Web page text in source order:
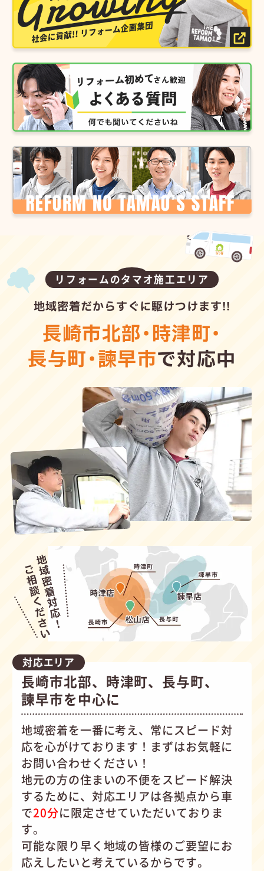
リフォームのタマオ施工エリア
地域密着だからすぐに駆けつけます!!
長崎市北部・時津町・
長与町・諫早市で対応中
対応エリア
長崎市北部、時津町、長与町、
諫早市を中心に
地域密着を一番に考え、常にスピード対
応を心がけております！まずはお気軽に
お問い合わせください！
地元の方の住まいの不便をスピード解決
するために、対応エリアは各拠点から車
で20分に限定させていただいておりま
す。
可能な限り早く地域の皆様のご要望にお
応えしたいと考えているからです。